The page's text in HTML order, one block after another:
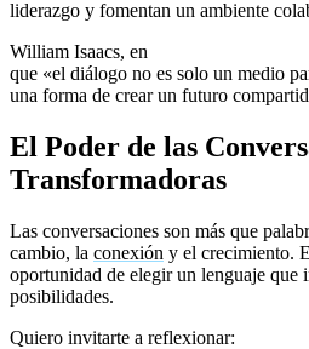
liderazgo y fomentan un ambiente
William Isaacs, en
que «el diálogo no es solo un medio
una forma de crear un futuro
El Poder de las
Transformadoras
Las conversaciones son más que
cambio, la conexión y el crecimiento.
oportunidad de elegir un lenguaje que
posibilidades.
Quiero invitarte a reflexionar: